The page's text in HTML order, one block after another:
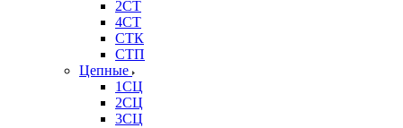
2СТ
4СТ
СТК
СТП
Цепные
1СЦ
2СЦ
3СЦ